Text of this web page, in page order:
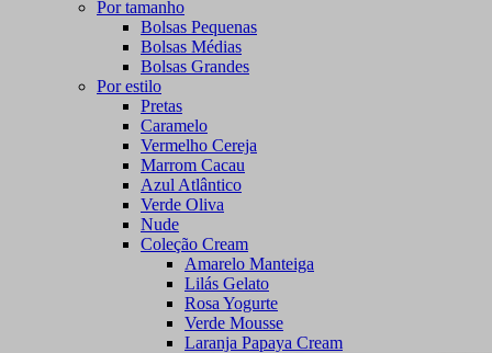
Por tamanho
Bolsas Pequenas
Bolsas Médias
Bolsas Grandes
Por estilo
Pretas
Caramelo
Vermelho Cereja
Marrom Cacau
Azul Atlântico
Verde Oliva
Nude
Coleção Cream
Amarelo Manteiga
Lilás Gelato
Rosa Yogurte
Verde Mousse
Laranja Papaya Cream